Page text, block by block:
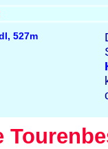
, 527m